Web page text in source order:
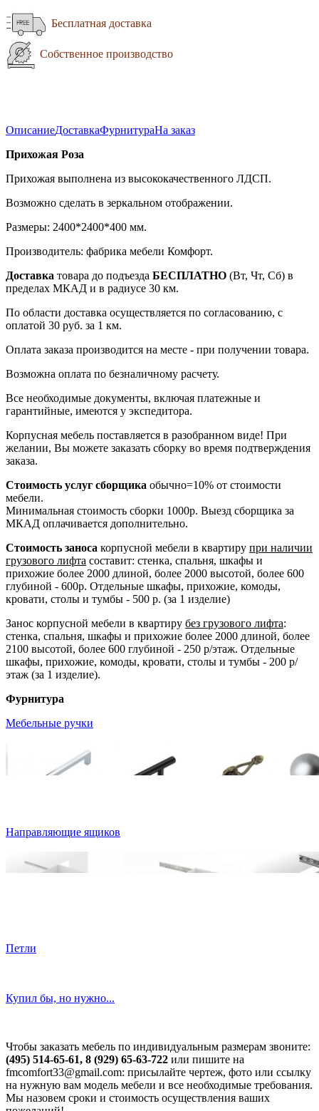
Бесплатная доставка
Собственное производство
ОписаниеДоставкаФурнитураНа заказ
Прихожая Роза
Прихожая выполнена из высококачественного ЛДСП.
Возможно сделать в зеркальном отображении.
Размеры: 2400*2400*400 мм.
Производитель: фабрика мебели Комфорт.
Доставка товара до подъезда БЕСПЛАТНО (Вт, Чт, Сб) в
пределах МКАД и в радиусе 30 км.
По области доставка осуществляется по согласованию, с
оплатой 30 руб. за 1 км.
Оплата заказа производится на месте - при получении товара.
Возможна оплата по безналичному расчету.
Все необходимые документы, включая платежные и
гарантийные, имеются у экспедитора.
Корпусная мебель поставляется в разобранном виде! При
желании, Вы можете заказать сборку во время подтверждения
заказа.
Стоимость услуг сборщика обычно=10% от стоимости
мебели.
Минимальная стоимость сборки 1000р. Выезд сборщика за
МКАД оплачивается дополнительно.
Стоимость заноса корпусной мебели в квартиру при наличии
грузового лифта составит: стенка, спальня, шкафы и
прихожие более 2000 длиной, более 2000 высотой, более 600
глубиной - 600р. Отдельные шкафы, прихожие, комоды,
кровати, столы и тумбы - 500 р. (за 1 изделие)
Занос корпусной мебели в квартиру без грузового лифта:
стенка, спальня, шкафы и прихожие более 2000 длиной, более
2100 высотой, более 600 глубиной - 250 р/этаж. Отдельные
шкафы, прихожие, комоды, кровати, столы и тумбы - 200 р/
этаж (за 1 изделие).
Фурнитура
Мебельные ручки
Направляющие ящиков
Петли
Купил бы, но нужно...
Чтобы заказать мебель по индивидуальным размерам звоните:
(495) 514-65-61, 8 (929) 65-63-722 или пишите на
fmcomfort33@gmail.com: присылайте чертеж, фото или ссылку
на нужную вам модель мебели и все необходимые требования.
Мы назовем сроки и стоимость осуществления ваших